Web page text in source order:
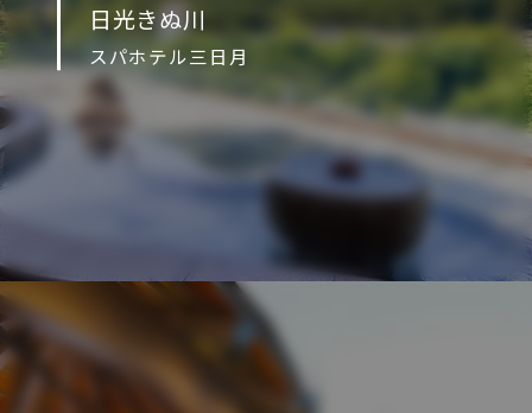
日光きぬ川
スパホテル三日月